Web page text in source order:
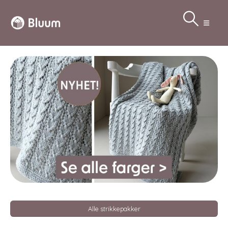
Alle strikkepakker